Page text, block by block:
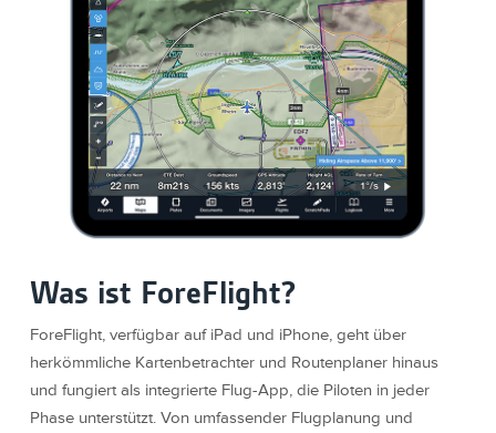
Was ist ForeFlight?
ForeFlight, verfügbar auf iPad und iPhone, geht über
herkömmliche Kartenbetrachter und Routenplaner hinaus
und fungiert als integrierte Flug-App, die Piloten in jeder
Phase unterstützt. Von umfassender Flugplanung und